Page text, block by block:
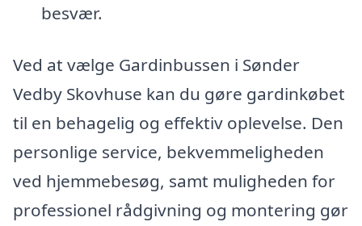
besvær.
Ved at vælge Gardinbussen i Sønder
Vedby Skovhuse kan du gøre gardinkøbet
til en behagelig og effektiv oplevelse. Den
personlige service, bekvemmeligheden
ved hjemmebesøg, samt muligheden for
professionel rådgivning og montering gør